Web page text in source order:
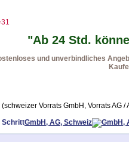
"Ab 24 Std.
und unverbindliches
Vorrats GmbH, Vorrats
GmbH, AG, Schweiz